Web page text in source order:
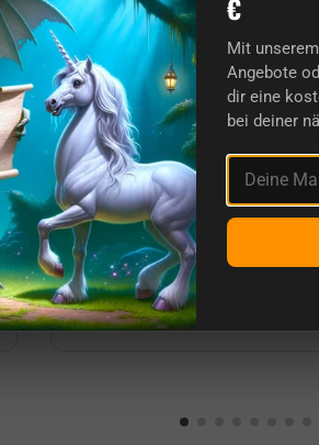
Finn
Bester Nerd-Shop, den ich
Die Bestellung und die
trotz Weihnachtsgeschäft
rechtzeitig an! Vielen Dank
auch für euch Nerds, Frohe
:)
€
Mit
Angebote
dir eine
bei deiner
Deine